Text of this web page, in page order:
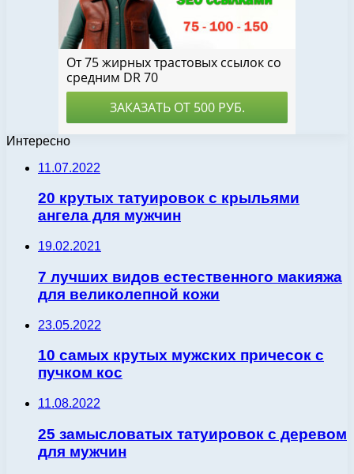
Интересно
11.07.2022
20 крутых татуировок с крыльями
ангела для мужчин
19.02.2021
7 лучших видов естественного макияжа
для великолепной кожи
23.05.2022
10 самых крутых мужских причесок с
пучком кос
11.08.2022
25 замысловатых татуировок с деревом
для мужчин